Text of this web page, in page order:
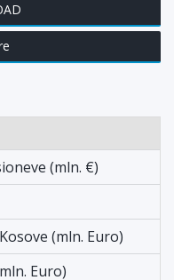
(mln. €)
(mln. Euro)
Euro)